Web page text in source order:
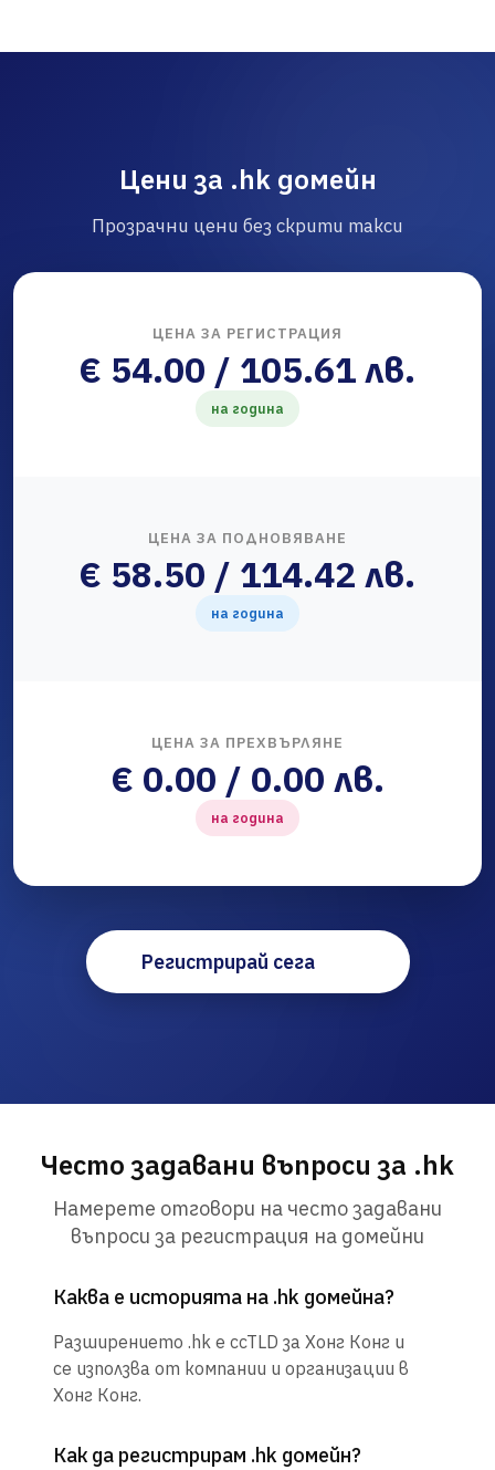
Цени за .hk домейн
Прозрачни цени без скрити такси
ЦЕНА ЗА РЕГИСТРАЦИЯ
€ 54.00 / 105.61 лв.
на година
ЦЕНА ЗА ПОДНОВЯВАНЕ
€ 58.50 / 114.42 лв.
на година
ЦЕНА ЗА ПРЕХВЪРЛЯНЕ
€ 0.00 / 0.00 лв.
на година
Регистрирай сега
Често задавани въпроси за .hk
Намерете отговори на често задавани
въпроси за регистрация на домейни
Каква е историята на .hk домейна?
Разширението .hk е ccTLD за Хонг Конг и
се използва от компании и организации в
Хонг Конг.
Как да регистрирам .hk домейн?